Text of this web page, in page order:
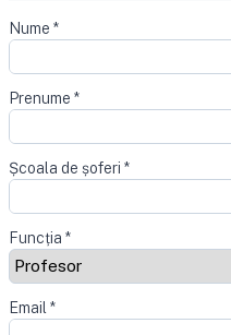
Nume *
Prenume *
Școala de șoferi *
Funcția *
Email *